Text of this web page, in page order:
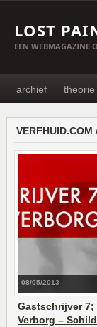
LOST
EEN WEBMAGAZINE
archief theorie
VERFHUID.COM
08/05/2013
Gastschrijver 7;
Verborg –